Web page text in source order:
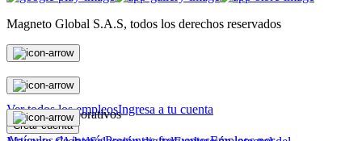
Magneto Global S.A.S, todos los derechos reservados
Personas
Ver todos los empleosIngresa a tu cuenta
Crear cuenta
Magneto Corporativos